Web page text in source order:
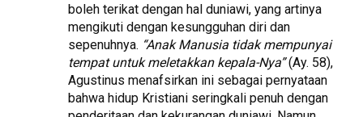
boleh terikat dengan hal duniawi, yang artinya
mengikuti dengan kesungguhan diri dan
sepenuhnya. “Anak Manusia tidak mempunyai
tempat untuk meletakkan kepala-Nya”(Ay. 58),
Agustinus menafsirkan ini sebagai pernyataan
bahwa hidup Kristiani seringkali penuh dengan